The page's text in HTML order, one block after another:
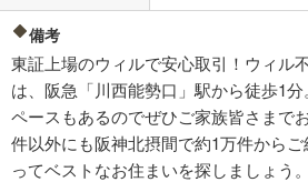
備考
東証上場のウィルで安心取引！ウィル
は、阪急「川西能勢口」駅から徒歩1
ペースもあるのでぜひご家族皆さまで
件以外にも阪神北摂間で約1万件から
ってベストなお住まいを探しましょう